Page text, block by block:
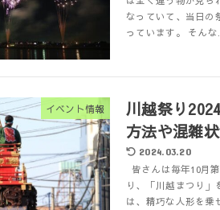
なっていて、当日の
っています。 そんな...
イベント情報
川越祭り
方法や混雑
2024.03.20
皆さんは毎年10月
り、「川越まつり
は、精巧な人形を乗